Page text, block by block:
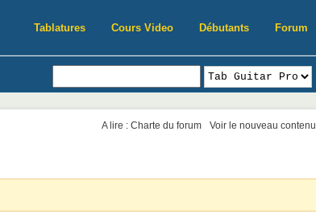
Tablatures Cours Video Débutants Forum
A lire : Charte du forum Voir le nouveau contenu